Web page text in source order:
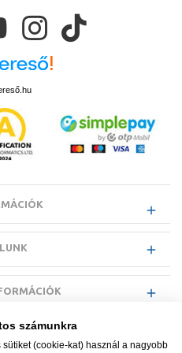
számunkra
(cookie-kat) használ a nagyobb